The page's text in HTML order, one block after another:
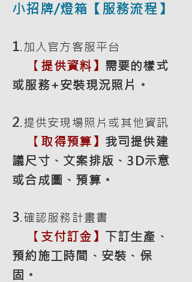
小招牌/燈箱【服務流程】
1.加入官方客服平台
【 提供資料】 需要的樣式
或服務+安裝現況照片。
2.提供安現場照片或其他資訊
【 取得預算】 我司提供建
議尺寸、文案排版、3D示意
或合成圖、預算。
3.確認服務計畫書
【 支付訂金】 下訂生產、
預約施工時間、安裝、保
固。